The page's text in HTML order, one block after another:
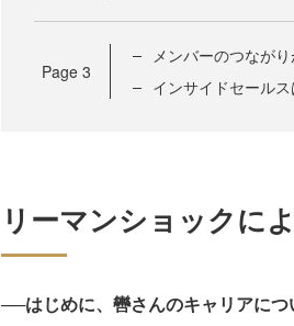
Page 3
メンバーのつなが
インサイドセール
リーマンショックに
──はじめに、轡さんのキャリアにつ